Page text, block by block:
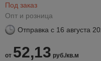
Под заказ
Опт и розница
Отправка с 16 августа
от 52,13 руб./кв.м